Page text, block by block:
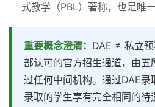
式教学（PBL）著称，也是唯
重要概念澄清： DAE ≠ 私立
部认可的官方招生通道，由
过任何中间机构。通过DAE录
录取的学生享有完全相同的